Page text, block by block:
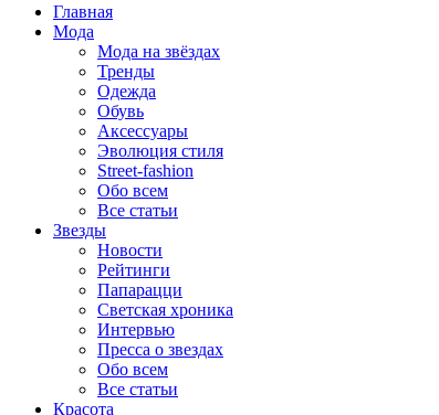
Главная
Мода
Мода на звёздах
Тренды
Одежда
Обувь
Аксессуары
Эволюция стиля
Street-fashion
Обо всем
Все статьи
Звезды
Новости
Рейтинги
Папарацци
Светская хроника
Интервью
Пресса о звездах
Обо всем
Все статьи
Красота